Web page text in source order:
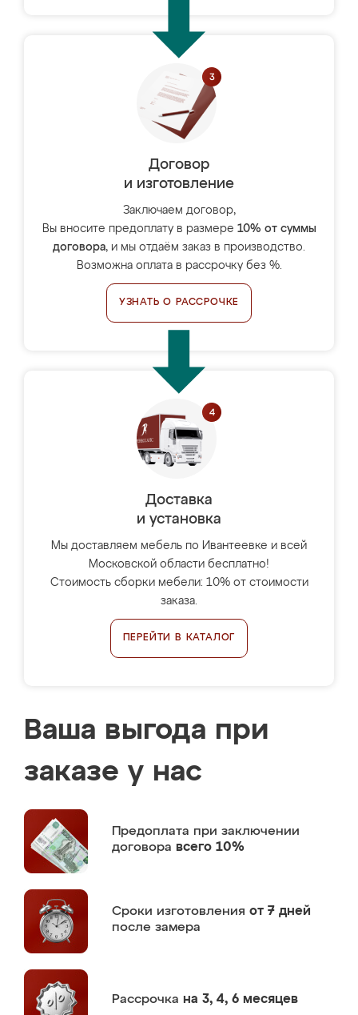
Договор
и изготовление
Заключаем договор,
Вы вносите предоплату в размере 10% от суммы
договора, и мы отдаём заказ в производство.
Возможна оплата в рассрочку без %.
УЗНАТЬ О РАССРОЧКЕ
Доставка
и установка
Мы доставляем мебель по Ивантеевке и всей
Московской области бесплатно!
Стоимость сборки мебели: 10% от стоимости
заказа.
ПЕРЕЙТИ В КАТАЛОГ
Ваша выгода при
заказе у нас
Предоплата при заключении
договора всего 10%
Сроки изготовления от 7 дней
после замера
Рассрочка на 3, 4, 6 месяцев